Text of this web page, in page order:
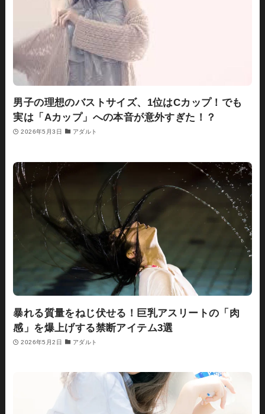
男子の理想のバストサイズ、1位はCカップ！でも
実は「Aカップ」への本音が意外すぎた！？
2026年5月3日 アダルト
暴れる質量をねじ伏せる！巨乳アスリートの「肉
感」を爆上げする禁断アイテム3選
2026年5月2日 アダルト